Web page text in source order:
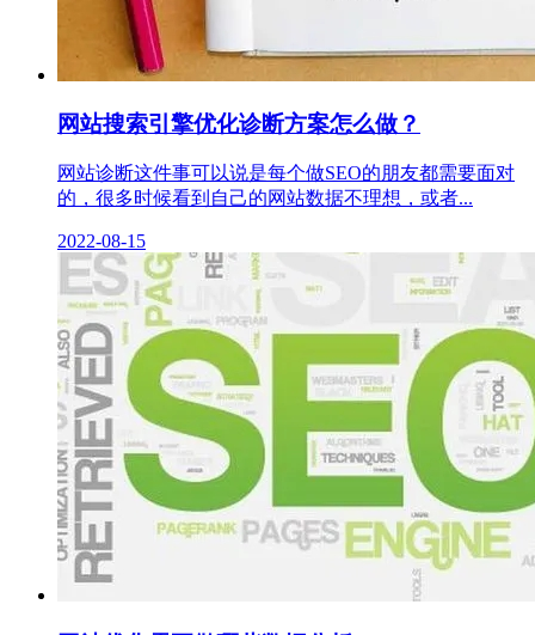
网站搜索引擎优化诊断方案怎么做？
网站诊断这件事可以说是每个做SEO的朋友都需要面对
的，很多时候看到自己的网站数据不理想，或者...
2022-08-15